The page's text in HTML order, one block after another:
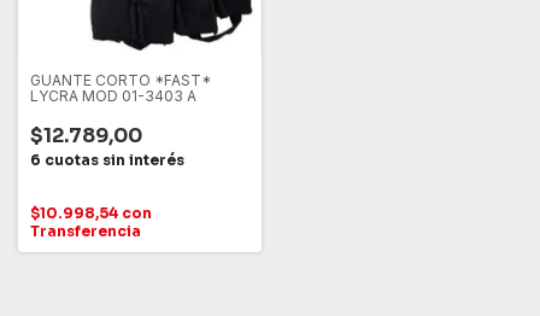
GUANTE CORTO *FAST*
LYCRA MOD 01-3403 A
$12.789,00
$10.998,54 con
Transferencia